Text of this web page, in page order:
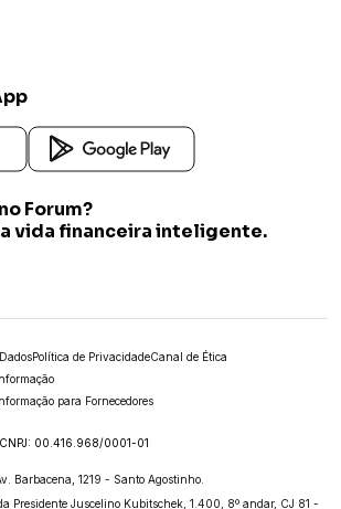
Forum?
vida financeira inteligente.
Política de PrivacidadeCanal de Ética
para Fornecedores
00.416.968/0001-01
Barbacena, 1219 - Santo Agostinho.
Presidente Juscelino Kubitschek, 1.400, 8º andar, CJ 81 -